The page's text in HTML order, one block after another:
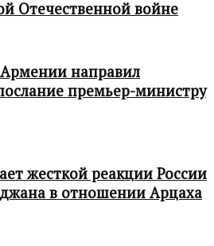
Отечественной войне
направил
премьер-министру
жесткой реакции России
в отношении Арцаха